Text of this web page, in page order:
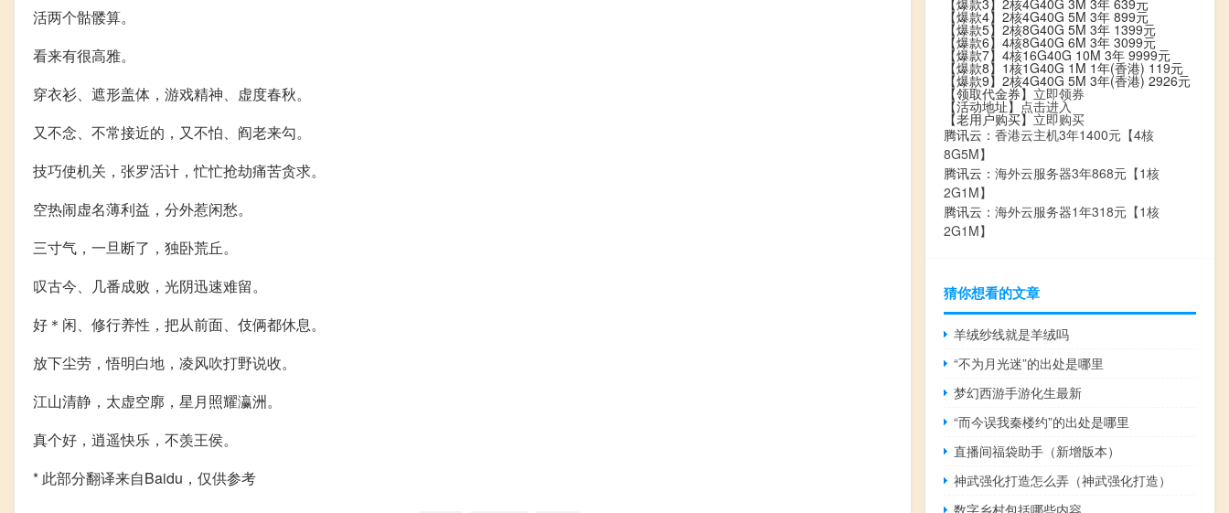
活两个骷髅算。
看来有很高雅。
穿衣衫、遮形盖体，游戏精神、虚度春秋。
又不念、不常接近的，又不怕、阎老来勾。
技巧使机关，张罗活计，忙忙抢劫痛苦贪求。
空热闹虚名薄利益，分外惹闲愁。
三寸气，一旦断了，独卧荒丘。
叹古今、几番成败，光阴迅速难留。
好＊闲、修行养性，把从前面、伎俩都休息。
放下尘劳，悟明白地，凌风吹打野说收。
江山清静，太虚空廓，星月照耀瀛洲。
真个好，逍遥快乐，不羡王侯。
* 此部分翻译来自Baidu，仅供参考
【爆款4】2核4G40G 5M 3年 899元
【爆款5】2核8G40G 5M 3年 1399元
【爆款6】4核8G40G 6M 3年 3099元
【爆款7】4核16G40G 10M 3年 9999元
【爆款8】1核1G40G 1M 1年(香港) 119元
【爆款9】2核4G40G 5M 3年(香港) 2926元
【领取代金券】 立即领券
【活动地址】 点击进入
【老用户购买】立即购买
腾讯云： 香港云主机3年1400元【4核
8G5M】
腾讯云： 海外云服务器3年868元【1核
2G1M】
腾讯云： 海外云服务器1年318元【1核
2G1M】
猜你想看的文章
羊绒纱线就是羊绒吗
“不为月光迷”的出处是哪里
梦幻西游手游化生最新
“而今误我秦楼约”的出处是哪里
直播间福袋助手（新增版本）
神武强化打造怎么弄（神武强化打造）
数字乡村包括哪些内容